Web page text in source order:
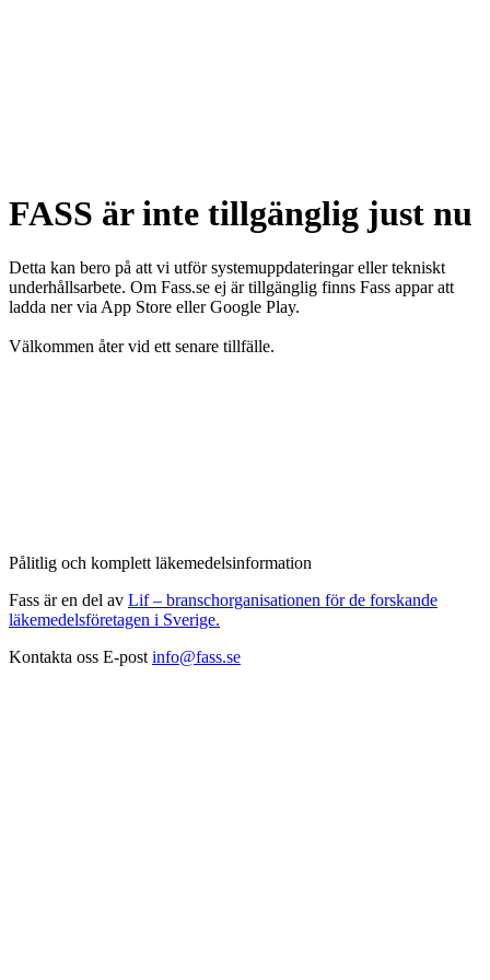
FASS är inte tillgänglig just nu
Detta kan bero på att vi utför systemuppdateringar eller tekniskt
underhållsarbete. Om Fass.se ej är tillgänglig finns Fass appar att
ladda ner via App Store eller Google Play.
Välkommen åter vid ett senare tillfälle.
Pålitlig och komplett läkemedelsinformation
Fass är en del av Lif – branschorganisationen för de forskande
läkemedelsföretagen i Sverige.
Kontakta oss E-post info@fass.se